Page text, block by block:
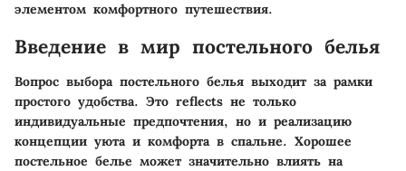
элементом комфортного путешествия.
Введение в мир постельного белья
Вопрос выбора постельного белья выходит за рамки
простого удобства. Это reflects не только
индивидуальные предпочтения, но и реализацию
концепции уюта и комфорта в спальне. Хорошее
постельное белье может значительно влиять на